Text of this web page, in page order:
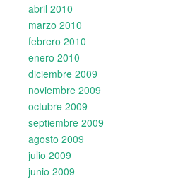
abril 2010
marzo 2010
febrero 2010
enero 2010
diciembre 2009
noviembre 2009
octubre 2009
septiembre 2009
agosto 2009
julio 2009
junio 2009